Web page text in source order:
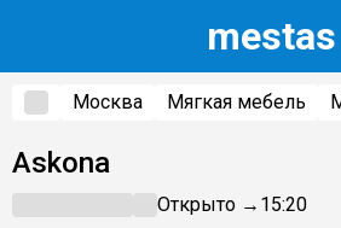
mestas
Москва Мягкая мебель
Askona
Открыто → 15:20